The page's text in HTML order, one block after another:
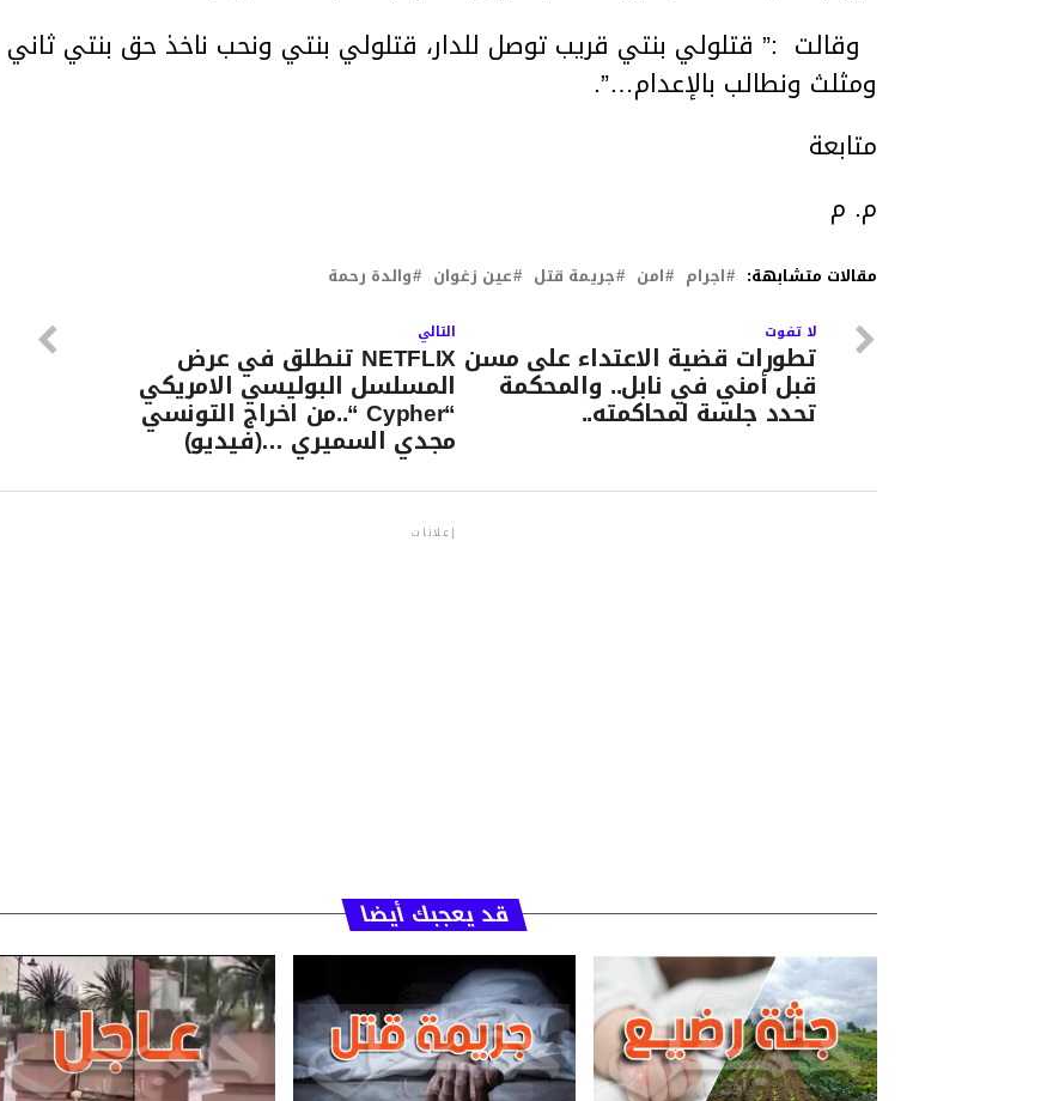
وقالت :” قتلولي بنتي قريب توصل للدار، قتلولي بنتي ونحب ناخذ حق بنتي ثاني
ومثلث ونطالب بالإعدام…”.
متابعة
م. م
مقالات متشابهة: اجرام امن جريمة قتل عين زغوان والدة رحمة
التالي
NETFLIX تنطلق في عرض
المسلسل البوليسي الامريكي
“Cypher “..من اخراج التونسي
مجدي السميري …(فيديو)
لا تفوت
تطورات قضية الاعتداء على مسن
قبل أمني في نابل.. والمحكمة
تحدد جلسة لمحاكمته..
إعلانات
قد يعجبك أيضا